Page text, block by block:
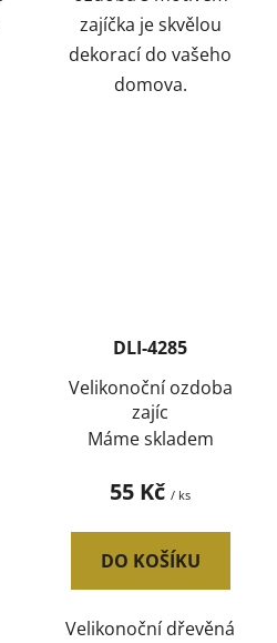
zajíčka je skvělou
dekorací do vašeho
domova.
DLI-4285
Velikonoční ozdoba
zajíc
Máme skladem
55 Kč / ks
DO KOŠÍKU
Velikonoční dřevěná